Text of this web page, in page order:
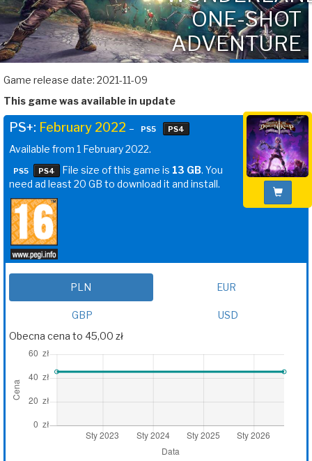
ONE-SHOT
ADVENTURE
Game release date: 2021-11-09
This game was available in update
PS+: February 2022 – PS5 PS4
Available from 1 February 2022.
PS5 PS4 File size of this game is 13 GB. You
need ad least 20 GB to download it and install.
PLN EUR
GBP
USD
Obecna cena to 45,00 zł